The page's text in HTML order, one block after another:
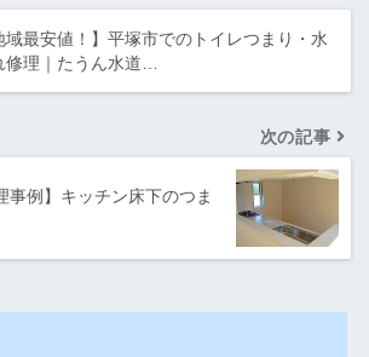
域最安値！】平塚市でのトイレつまり・水
修理｜たうん水道…
次の記事
事例】キッチン床下のつま